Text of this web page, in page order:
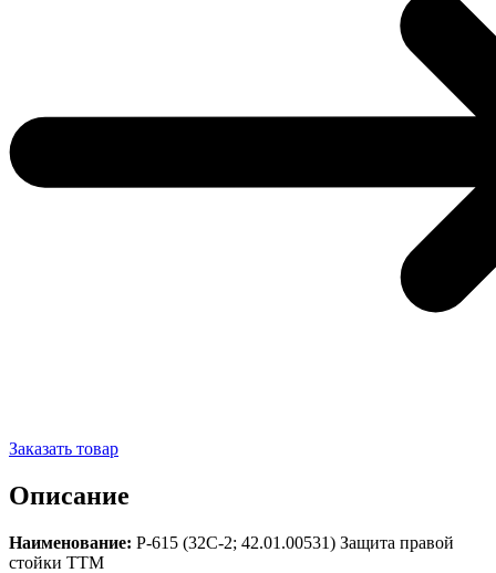
Заказать товар
Описание
Наименование: Р-615 (32C-2; 42.01.00531) Защита правой
стойки TTM